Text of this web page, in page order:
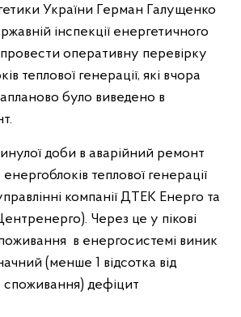
інспекції енергетичного
оперативну перевірку
теплової генерації, які вчора
було виведено в
доби в аварійний ремонт
теплової генерації
компанії ДТЕК Енерго та
Через це у пікові
в енергосистемі виник
(менше 1 відсотка від
споживання) дефіцит